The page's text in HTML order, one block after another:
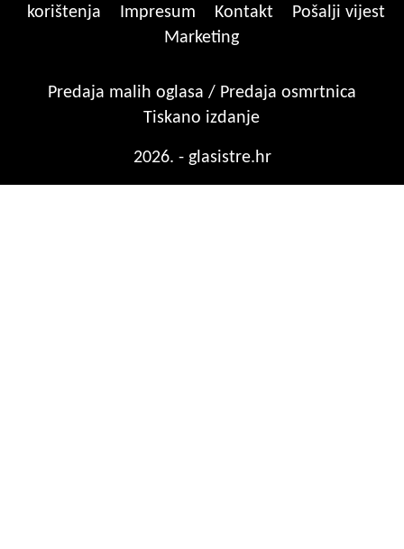
korištenja
Impresum Kontakt
Pošalji vijest
Marketing
Predaja malih oglasa / Predaja osmrtnica
Tiskano izdanje
2026. - glasistre.hr